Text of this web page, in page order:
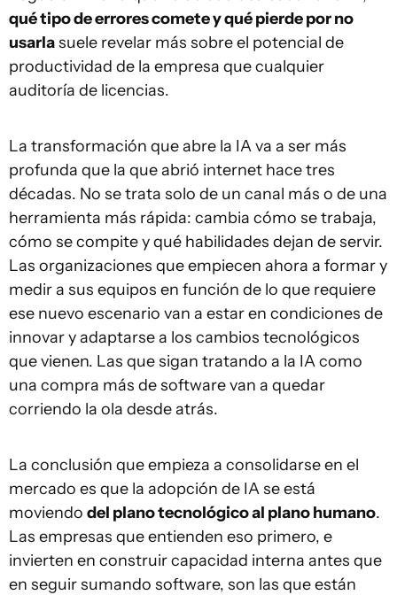
qué tipo de errores comete y qué pierde por no
usarlasuele revelar más sobre el potencial de
productividad de la empresa que cualquier
auditoría de licencias.
La transformación que abre la IA va a ser más
profunda que la que abrió internet hace tres
décadas. No se trata solo de un canal más o de una
herramienta más rápida: cambia cómo se trabaja,
cómo se compite y qué habilidades dejan de servir.
Las organizaciones que empiecen ahora a formar y
medir a sus equipos en función de lo que requiere
ese nuevo escenario van a estar en condiciones de
innovar y adaptarse a los cambios tecnológicos
que vienen. Las que sigan tratando a la IA como
una compra más de software van a quedar
corriendo la ola desde atrás.
La conclusión que empieza a consolidarse en el
mercado es que la adopción de IA se está
moviendo del plano tecnológico al plano humano.
Las empresas que entienden eso primero, e
invierten en construir capacidad interna antes que
en seguir sumando software, son las que están